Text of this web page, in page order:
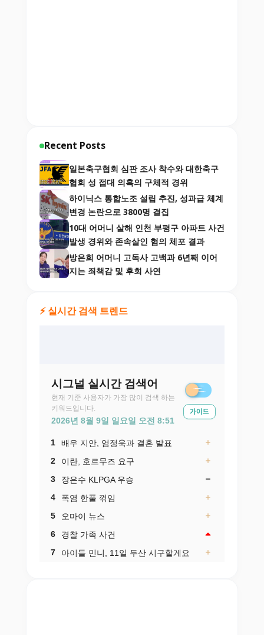
Recent Posts
일본축구협회 심판 조사 착수와 대한축구
협회 성 접대 의혹의 구체적 경위
하이닉스 통합노조 설립 추진, 성과급 체계
변경 논란으로 3800명 결집
10대 어머니 살해 인천 부평구 아파트 사건
발생 경위와 존속살인 혐의 체포 결과
방은희 어머니 고독사 고백과 6년째 이어
지는 죄책감 및 후회 사연
⚡ 실시간 검색 트렌드